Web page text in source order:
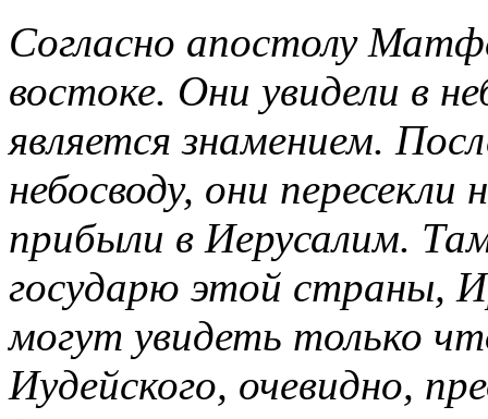
Согласно апостолу
востоке. Они увидели в
является знамением.
небосводу, они пересекли
прибыли в Иерусалим.
государю этой страны,
могут увидеть только
Иудейского, очевидно,